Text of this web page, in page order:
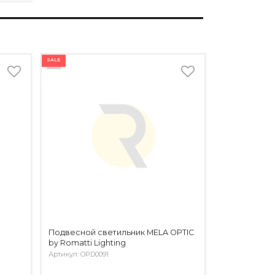
SALE
Подвесной светильник MELA OPTIC
by Romatti Lighting
Артикул: OPD0091